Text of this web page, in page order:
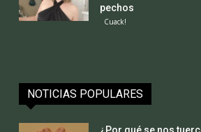
pechos
Cuack!
NOTICIAS POPULARES